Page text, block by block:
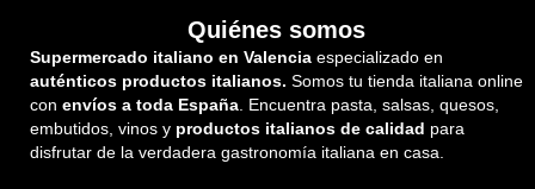
Quiénes somos
Supermercado italiano en Valencia especializado en
auténticos productos italianos. Somos tu tienda italiana online
con envíos a toda España. Encuentra pasta, salsas, quesos,
embutidos, vinos y productos italianos de calidad para
disfrutar de la verdadera gastronomía italiana en casa.